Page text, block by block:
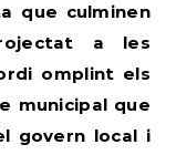
que culminen
a les
omplint els
municipal que
govern local i